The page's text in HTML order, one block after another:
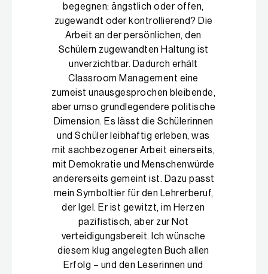
begegnen: ängstlich oder offen,
zugewandt oder kontrollierend? Die
Arbeit an der persönlichen, den
Schülern zugewandten Haltung ist
unverzichtbar. Dadurch erhält
Classroom Management eine
zumeist unausgesprochen bleibende,
aber umso grundlegendere politische
Dimension. Es lässt die Schülerinnen
und Schüler leibhaftig erleben, was
mit sachbezogener Arbeit einerseits,
mit Demokratie und Menschenwürde
andererseits gemeint ist. Dazu passt
mein Symboltier für den Lehrerberuf,
der Igel. Er ist gewitzt, im Herzen
pazifistisch, aber zur Not
verteidigungsbereit. Ich wünsche
diesem klug angelegten Buch allen
Erfolg – und den Leserinnen und